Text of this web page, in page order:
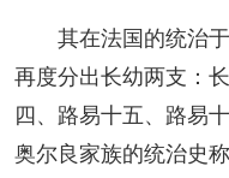
其在法国的统治于
再度分出长幼两支：
四、路易十五、路易
奥尔良家族的统治史